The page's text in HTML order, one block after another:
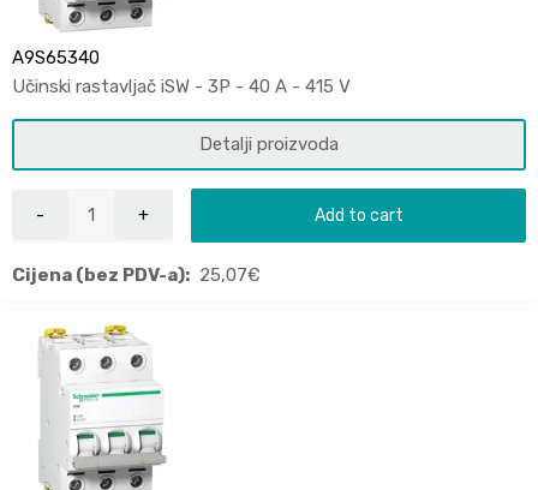
A9S65340
Učinski rastavljač iSW - 3P - 40 A - 415 V
Detalji proizvoda
Add to cart
Cijena (bez PDV-a): 25,07€